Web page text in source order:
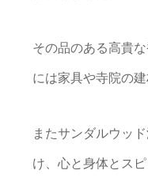
その品のある高貴
には家具や寺院の
またサンダルウッ
け、心と身体とス